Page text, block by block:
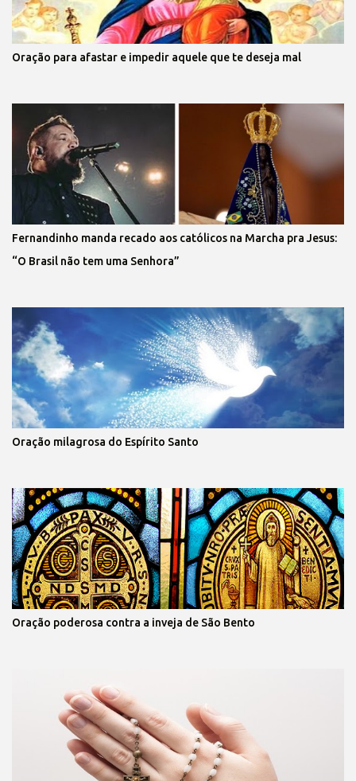
Oração para afastar e impedir aquele que te deseja mal
Fernandinho manda recado aos católicos na Marcha pra Jesus:
“O Brasil não tem uma Senhora”
Oração milagrosa do Espírito Santo
Oração poderosa contra a inveja de São Bento